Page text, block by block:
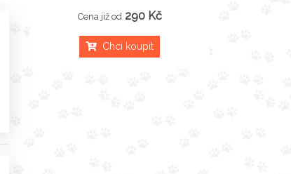
Cena již od 290 Kč
Chci koupit